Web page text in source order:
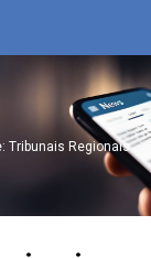
Tribunais Regionais